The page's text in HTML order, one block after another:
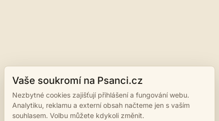
Vaše soukromí na Psanci.cz
Nezbytné cookies zajišťují přihlášení a fungování webu.
Analytiku, reklamu a externí obsah načteme jen s vaším
souhlasem. Volbu můžete kdykoli změnit.